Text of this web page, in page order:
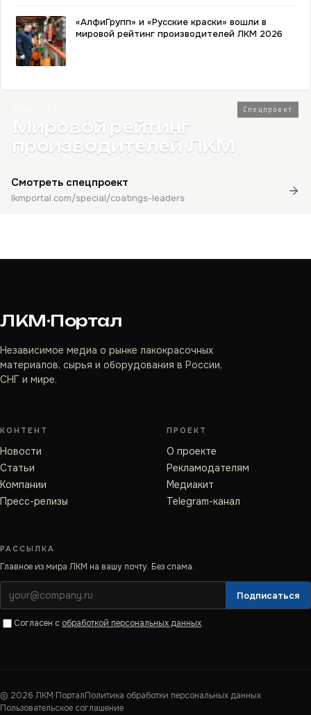
«АлфиГрупп» и «Русские краски» вошли в
мировой рейтинг производителей ЛКМ 2026
Спецпроект
Мировой рейтинг
производителей ЛКМ
Смотреть спецпроект
lkmportal.com/special/coatings-leaders
ЛКМ·Портал
Независимое медиа о рынке лакокрасочных
материалов, сырья и оборудования в России,
СНГ и мире.
КОНТЕНТ
Новости
Статьи
Компании
Пресс-релизы
ПРОЕКТ
О проекте
Рекламодателям
Медиакит
Telegram-канал
РАССЫЛКА
Главное из мира ЛКМ на вашу почту. Без спама.
Подписаться
Согласен с обработкой персональных данных.
© 2026 ЛКМ·ПорталПолитика обработки персональных данных
Пользовательское соглашение